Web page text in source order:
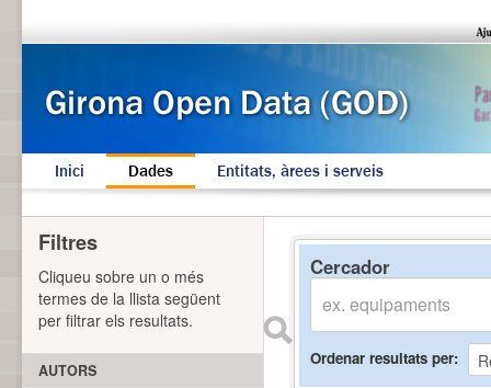
Inici Dades Entitats, àrees i serveis
Cercador
Ordenar resultats per
Filtres
Cliqueu sobre un o més
termes de la llista següent
per filtrar els resultats.
AUTORS